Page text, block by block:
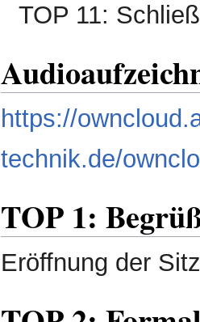
TOP 11:
https://
technik.de/
TOP 1:
Eröffnung der